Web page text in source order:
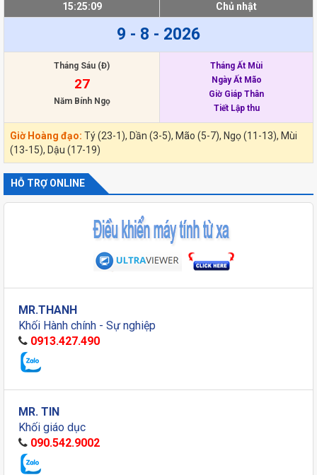
15:25:10 Chủ nhật
9 - 8 - 2026
Tháng Sáu (Đ)
27
Năm Bính Ngọ
Tháng Ất Mùi
Ngày Ất Mão
Giờ Giáp Thân
Tiết Lập thu
Giờ Hoàng đạo: Tý (23-1), Dần (3-5), Mão (5-7), Ngọ (11-13), Mùi
(13-15), Dậu (17-19)
HỖ TRỢ ONLINE
MR.THANH
Khối Hành chính - Sự nghiệp
0913.427.490
MR. TIN
Khối giáo dục
090.542.9002